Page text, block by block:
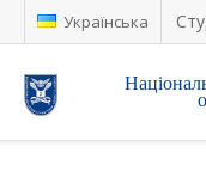
Українська